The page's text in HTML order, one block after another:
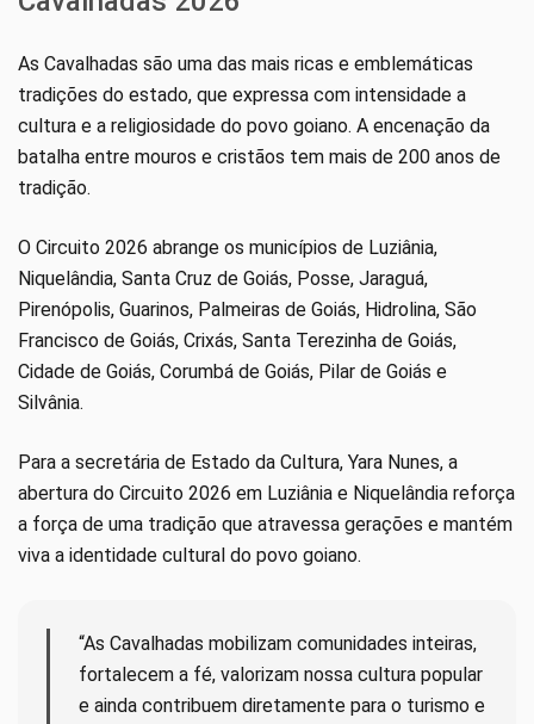
As Cavalhadas são uma das mais ricas e emblemáticas
tradições do estado, que expressa com intensidade a
cultura e a religiosidade do povo goiano. A encenação da
batalha entre mouros e cristãos tem mais de 200 anos de
tradição.
O Circuito 2026 abrange os municípios de Luziânia,
Niquelândia, Santa Cruz de Goiás, Posse, Jaraguá,
Pirenópolis, Guarinos, Palmeiras de Goiás, Hidrolina, São
Francisco de Goiás, Crixás, Santa Terezinha de Goiás,
Cidade de Goiás, Corumbá de Goiás, Pilar de Goiás e
Silvânia.
Para a secretária de Estado da Cultura, Yara Nunes, a
abertura do Circuito 2026 em Luziânia e Niquelândia reforça
a força de uma tradição que atravessa gerações e mantém
viva a identidade cultural do povo goiano.
“As Cavalhadas mobilizam comunidades inteiras,
fortalecem a fé, valorizam nossa cultura popular
e ainda contribuem diretamente para o turismo e